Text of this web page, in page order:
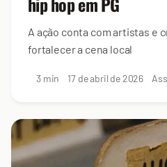
A ação conta com artistas e
fortalecer a cena local
3 min 17 de abril de 2026